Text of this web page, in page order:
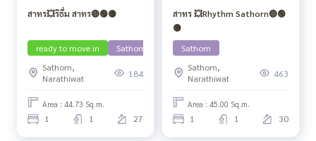
สาทร💥ริธึ่ม สาทร🔴🟢🟡
ready to move in
Sathorn
Sathorn,
Narathiwat
184
Area : 44.73 Sq.m.
1 1 27
สาทร 💥Rhythm Sathorn🔴🟢
🟡
Sathorn
Sathorn,
Narathiwat
463
Area : 45.00 Sq.m.
1 1 30